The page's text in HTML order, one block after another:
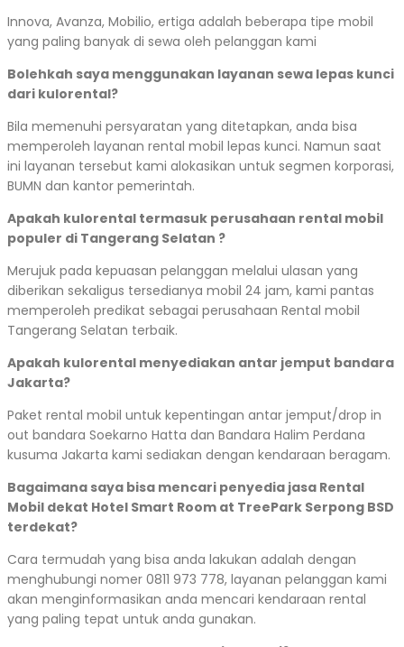
Innova, Avanza, Mobilio, ertiga adalah beberapa tipe mobil
yang paling banyak di sewa oleh pelanggan kami
Bolehkah saya menggunakan layanan sewa lepas kunci
dari kulorental?
Bila memenuhi persyaratan yang ditetapkan, anda bisa
memperoleh layanan rental mobil lepas kunci. Namun saat
ini layanan tersebut kami alokasikan untuk segmen korporasi,
BUMN dan kantor pemerintah.
Apakah kulorental termasuk perusahaan rental mobil
populer di Tangerang Selatan ?
Merujuk pada kepuasan pelanggan melalui ulasan yang
diberikan sekaligus tersedianya mobil 24 jam, kami pantas
memperoleh predikat sebagai perusahaan Rental mobil
Tangerang Selatan terbaik.
Apakah kulorental menyediakan antar jemput bandara
Jakarta?
Paket rental mobil untuk kepentingan antar jemput/drop in
out bandara Soekarno Hatta dan Bandara Halim Perdana
kusuma Jakarta kami sediakan dengan kendaraan beragam.
Bagaimana saya bisa mencari penyedia jasa Rental
Mobil dekat Hotel Smart Room at TreePark Serpong BSD
terdekat?
Cara termudah yang bisa anda lakukan adalah dengan
menghubungi nomer 0811 973 778, layanan pelanggan kami
akan menginformasikan anda mencari kendaraan rental
yang paling tepat untuk anda gunakan.